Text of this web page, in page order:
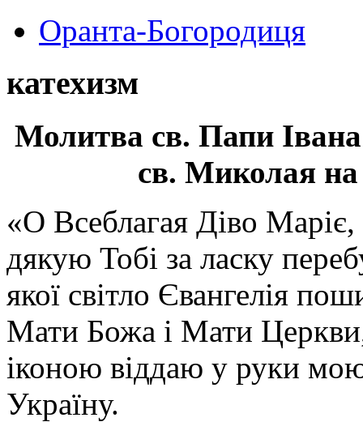
Оранта-Богородиця
катехизм
Молитва св. Папи
св. Миколая на
«О Всеблагая Діво
дякую Тобі за ласку
якої світло Євангелія
Мати Божа і Мати
іконою віддаю у руки
Україну.